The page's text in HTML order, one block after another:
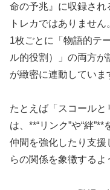
命の予兆』に収録され
トレカではありません
1枚ごとに「物語的テ
ル的役割）」の両方
が緻密に連動していま
たとえば「スコール
は、**“リンク”や“絆
仲間を強化したり支
らの関係を象徴するよ